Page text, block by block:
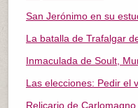
San Jerónimo en su
La batalla de Trafalgar
Inmaculada de Soult,
Las elecciones: Pedir el
Relicario de Carlomagno